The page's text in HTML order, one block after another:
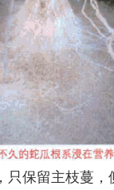
只保留主枝蔓，